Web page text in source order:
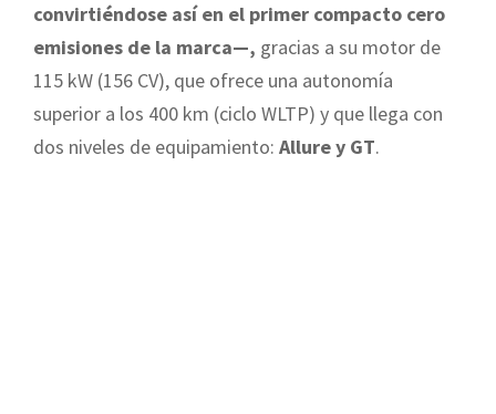
convirtiéndose así en el primer compacto cero
emisiones de la marca—, gracias a su motor de
115 kW (156 CV), que ofrece una autonomía
superior a los 400 km (ciclo WLTP) y que llega con
dos niveles de equipamiento: Allure y GT.